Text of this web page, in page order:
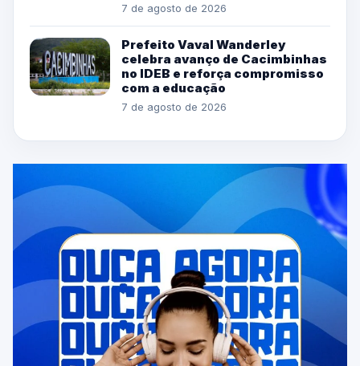
7 de agosto de 2026
Prefeito Vaval Wanderley
celebra avanço de Cacimbinhas
no IDEB e reforça compromisso
com a educação
7 de agosto de 2026